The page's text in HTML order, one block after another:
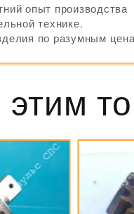
опыт производства
технике.
по разумным